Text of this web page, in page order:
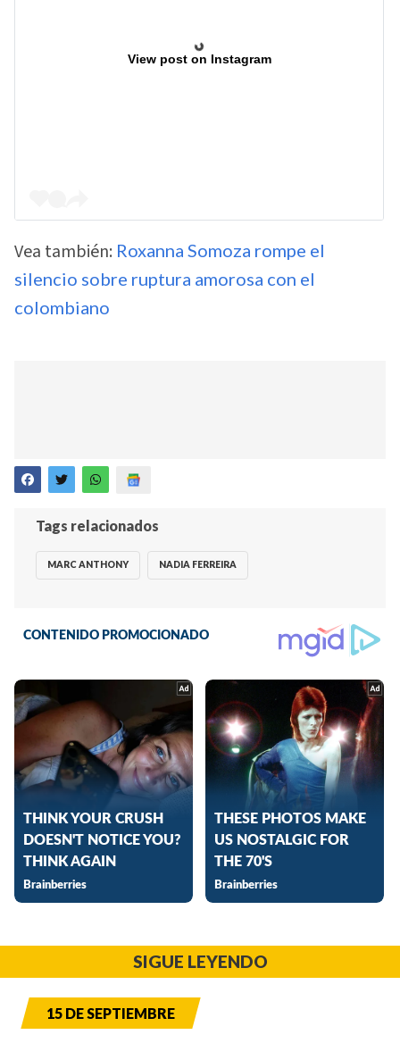
View post on Instagram
Vea también: Roxanna Somoza rompe el
silencio sobre ruptura amorosa con el
colombiano
Tags relacionados
MARC ANTHONY NADIA FERREIRA
SIGUE LEYENDO
15 DE SEPTIEMBRE